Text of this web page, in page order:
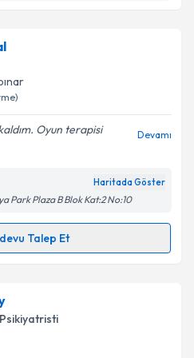
Hazal Çevik
Size bu uzmandan randevu
e-posta ile
ilişkinAydınlatma
kişisel verilerimin belirtilen
kabul ediyorum.
Oyun terapisi
Devamı
Haritada Göster
Park Plaza B Blok Kat:2 No:10
Talep Et
takvimi talebi oluşturun.
almanız için bir takvim
ile bilgilendireceğiz.